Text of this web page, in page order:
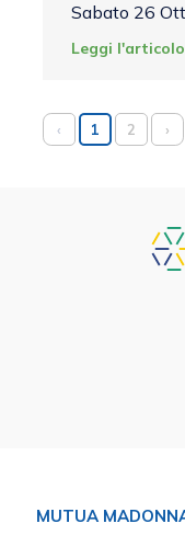
Sabato 26
Leggi l'articolo
‹ 1 2 ›
MUTUA